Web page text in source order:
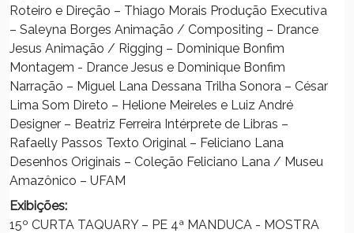
Roteiro e Direção – Thiago Morais Produção Executiva
– Saleyna Borges Animação / Compositing – Drance
Jesus Animação / Rigging – Dominique Bonfim
Montagem - Drance Jesus e Dominique Bonfim
Narração – Miguel Lana Dessana Trilha Sonora – César
Lima Som Direto – Helione Meireles e Luiz André
Designer – Beatriz Ferreira Intérprete de Libras –
Rafaelly Passos Texto Original – Feliciano Lana
Desenhos Originais – Coleção Feliciano Lana / Museu
Amazônico – UFAM
Exibições:
15º CURTA TAQUARY – PE 4ª MANDUCA - MOSTRA